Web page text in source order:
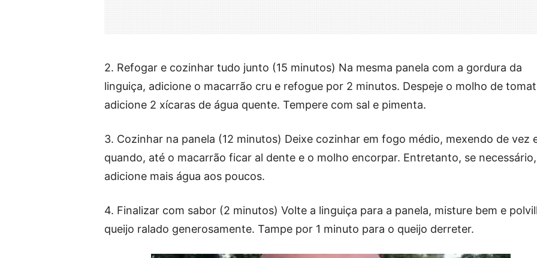
2. Refogar e cozinhar tudo junto (15 minutos) Na mesma panela com a gordura da
linguiça, adicione o macarrão cru e refogue por 2 minutos. Despeje o molho de
adicione 2 xícaras de água quente. Tempere com sal e pimenta.
3. Cozinhar na panela (12 minutos) Deixe cozinhar em fogo médio, mexendo de vez
quando, até o macarrão ficar al dente e o molho encorpar. Entretanto, se necessário,
adicione mais água aos poucos.
4. Finalizar com sabor (2 minutos) Volte a linguiça para a panela, misture bem e
queijo ralado generosamente. Tampe por 1 minuto para o queijo derreter.